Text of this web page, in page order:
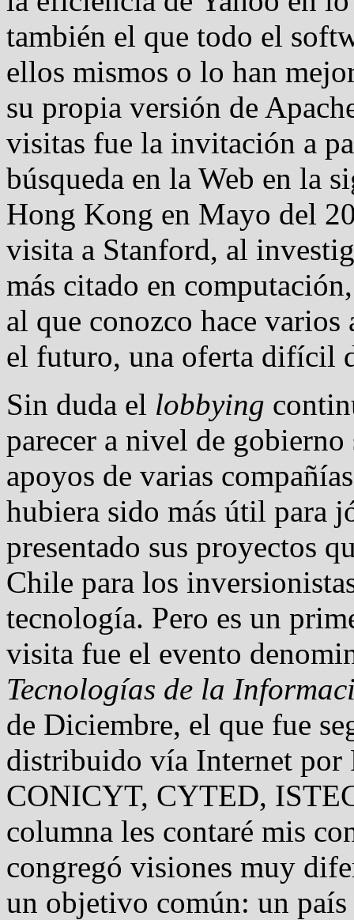
también el que todo el
ellos mismos o lo han
su propia versión de
visitas fue la invitación a
búsqueda en la Web en la
Hong Kong en Mayo del
visita a Stanford, al
más citado en
al que conozco hace
el futuro, una oferta difícil
Sin duda el lobbying
parecer a nivel de
apoyos de varias
hubiera sido más útil para
presentado sus proyectos
Chile para los
tecnología. Pero es un
visita fue el evento
Tecnologías de la
de Diciembre, el que fue
distribuido vía Internet por
CONICYT, CYTED,
columna les contaré mis
congregó visiones muy
un objetivo común: un país